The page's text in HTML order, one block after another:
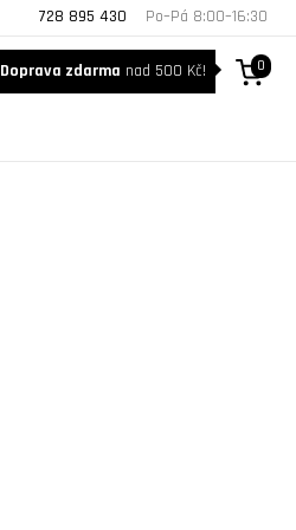
728 895 430 Po–Pá 8:00–16:30
Doprava zdarma nad 500 Kč! 0